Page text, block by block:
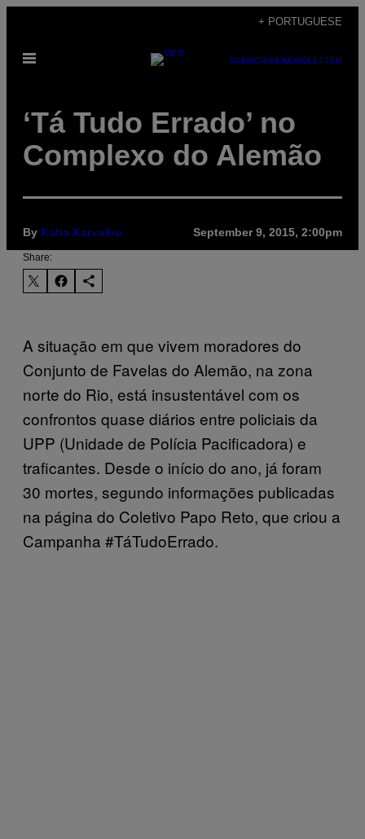
content
+ PORTUGUESE
Open
SUBSCRIBENEWSLETTER
‘Tá Tudo Errado’ no
Complexo do Alemão
By Katia Karvalho September 9, 2015, 2:00pm
Share:
A situação em que vivem moradores do
Conjunto de Favelas do Alemão, na zona
norte do Rio, está insustentável com os
confrontos quase diários entre policiais da
UPP (Unidade de Polícia Pacificadora) e
traficantes. Desde o início do ano, já foram
30 mortes, segundo informações publicadas
na página do Coletivo Papo Reto, que criou a
Campanha #TáTudoErrado.